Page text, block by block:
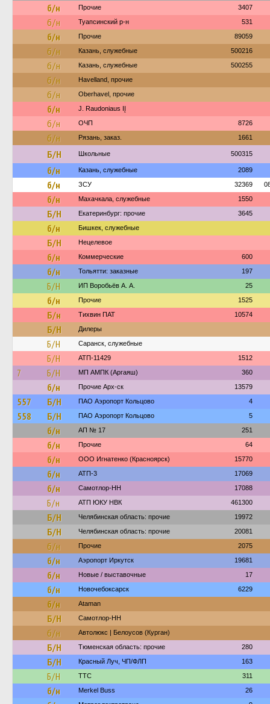
б/н Прочие 3407
б/н Туапсинский р-н 531
б/н Прочие 89059
б/н Казань, служебные 500216
б/н Казань, служебные 500255
б/н Havelland, прочие
б/н Oberhavel, прочие
б/н J. Raudoniaus IĮ
б/н ОЧП 8726
б/н Рязань, заказ. 1661
Б/Н Школьные 500315
б/н Казань, служебные 2089
б/н ЗСУ 32369
б/н Махачкала, служебные 1550
Б/Н Екатеринбург: прочие 3645
б/н Бишкек, служебные
Б/Н Нецелевое
б/н Коммерческие 600
б/н Тольятти: заказные 197
Б/Н ИП Воробьёв А. А. 25
б/н Прочие 1525
Б/н Тихвин ПАТ 10574
Б/Н Дилеры
Б/Н Саранск, служебные
Б/Н АТП-11429 1512
7 Б/Н МП АМПК (Аргаяш) 360
б/н Прочие Арх-ск 13579
557 Б/Н ПАО Аэропорт Кольцово 4
558 Б/Н ПАО Аэропорт Кольцово 5
б/н АП № 17 251
б/н Прочие 64
б/н ООО Игнатенко (Красноярск) 15770
б/н АТП-3 17069
б/н Самотлор-НН 17088
Б/н АТП ЮКУ НВК 461300
Б/Н Челябинская область: прочие 19972
Б/Н Челябинская область: прочие 20081
б/н Прочие 2075
б/н Аэропорт Иркутск 19681
б/н Новые / выставочные 17
б/н Новочебоксарск 6229
б/н Ataman
Б/Н Самотлор-НН
б/н Автолюкс | Белоусов (Курган)
Б/Н Тюменская область: прочие 280
Б/Н Красный Луч, ЧП/ФЛП 163
Б/Н ТТС 311
б/н Merkel Buss 26